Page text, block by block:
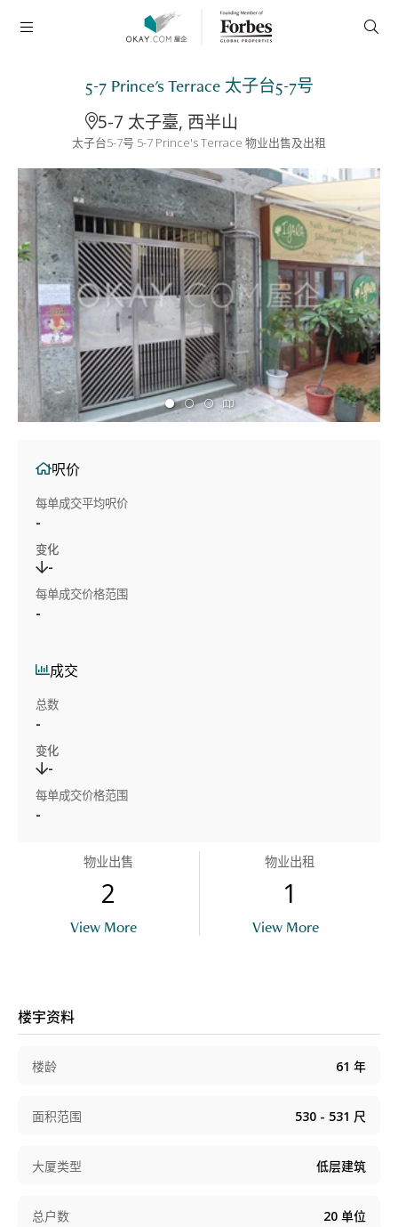
5-7 Prince's Terrace 太子台5-7号
5-7 太子臺, 西半山
太子台5-7号 5-7 Prince's Terrace 物业出售及出租
呎价
每单成交平均呎价
-
变化
-
每单成交价格范围
-
成交
总数
-
变化
-
每单成交价格范围
-
物业出售
2
View More
物业出租
1
View More
楼宇资料
楼龄 61 年
面积范围 530 - 531 尺
大厦类型 低层建筑
总户数 20 单位